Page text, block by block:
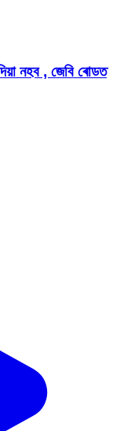
নহব , জেবি ৰোডত